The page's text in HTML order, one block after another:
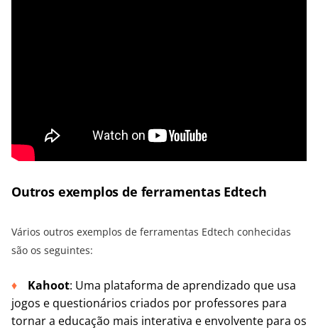
Outros exemplos de ferramentas Edtech
Vários outros exemplos de ferramentas Edtech conhecidas
são os seguintes:
Kahoot: Uma plataforma de aprendizado que usa
jogos e questionários criados por professores para
tornar a educação mais interativa e envolvente para os